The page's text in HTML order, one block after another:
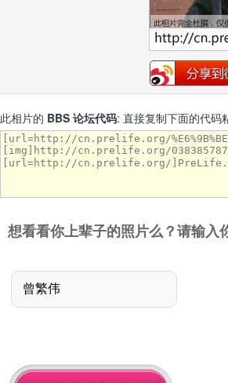
此相片的 BBS 论坛代码: 直接复制下面的代码
想看看你上辈子的照片么？请输入